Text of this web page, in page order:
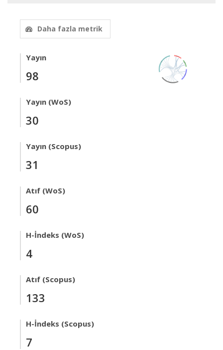
Daha fazla metrik
Yayın
98
Yayın (WoS)
30
Yayın (Scopus)
31
Atıf (WoS)
60
H-İndeks (WoS)
4
Atıf (Scopus)
133
H-İndeks (Scopus)
7